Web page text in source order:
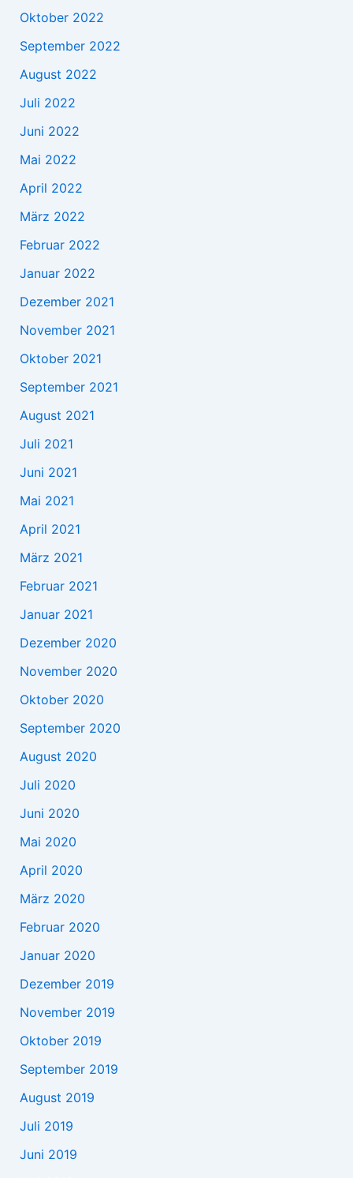
Oktober 2022
September 2022
August 2022
Juli 2022
Juni 2022
Mai 2022
April 2022
März 2022
Februar 2022
Januar 2022
Dezember 2021
November 2021
Oktober 2021
September 2021
August 2021
Juli 2021
Juni 2021
Mai 2021
April 2021
März 2021
Februar 2021
Januar 2021
Dezember 2020
November 2020
Oktober 2020
September 2020
August 2020
Juli 2020
Juni 2020
Mai 2020
April 2020
März 2020
Februar 2020
Januar 2020
Dezember 2019
November 2019
Oktober 2019
September 2019
August 2019
Juli 2019
Juni 2019